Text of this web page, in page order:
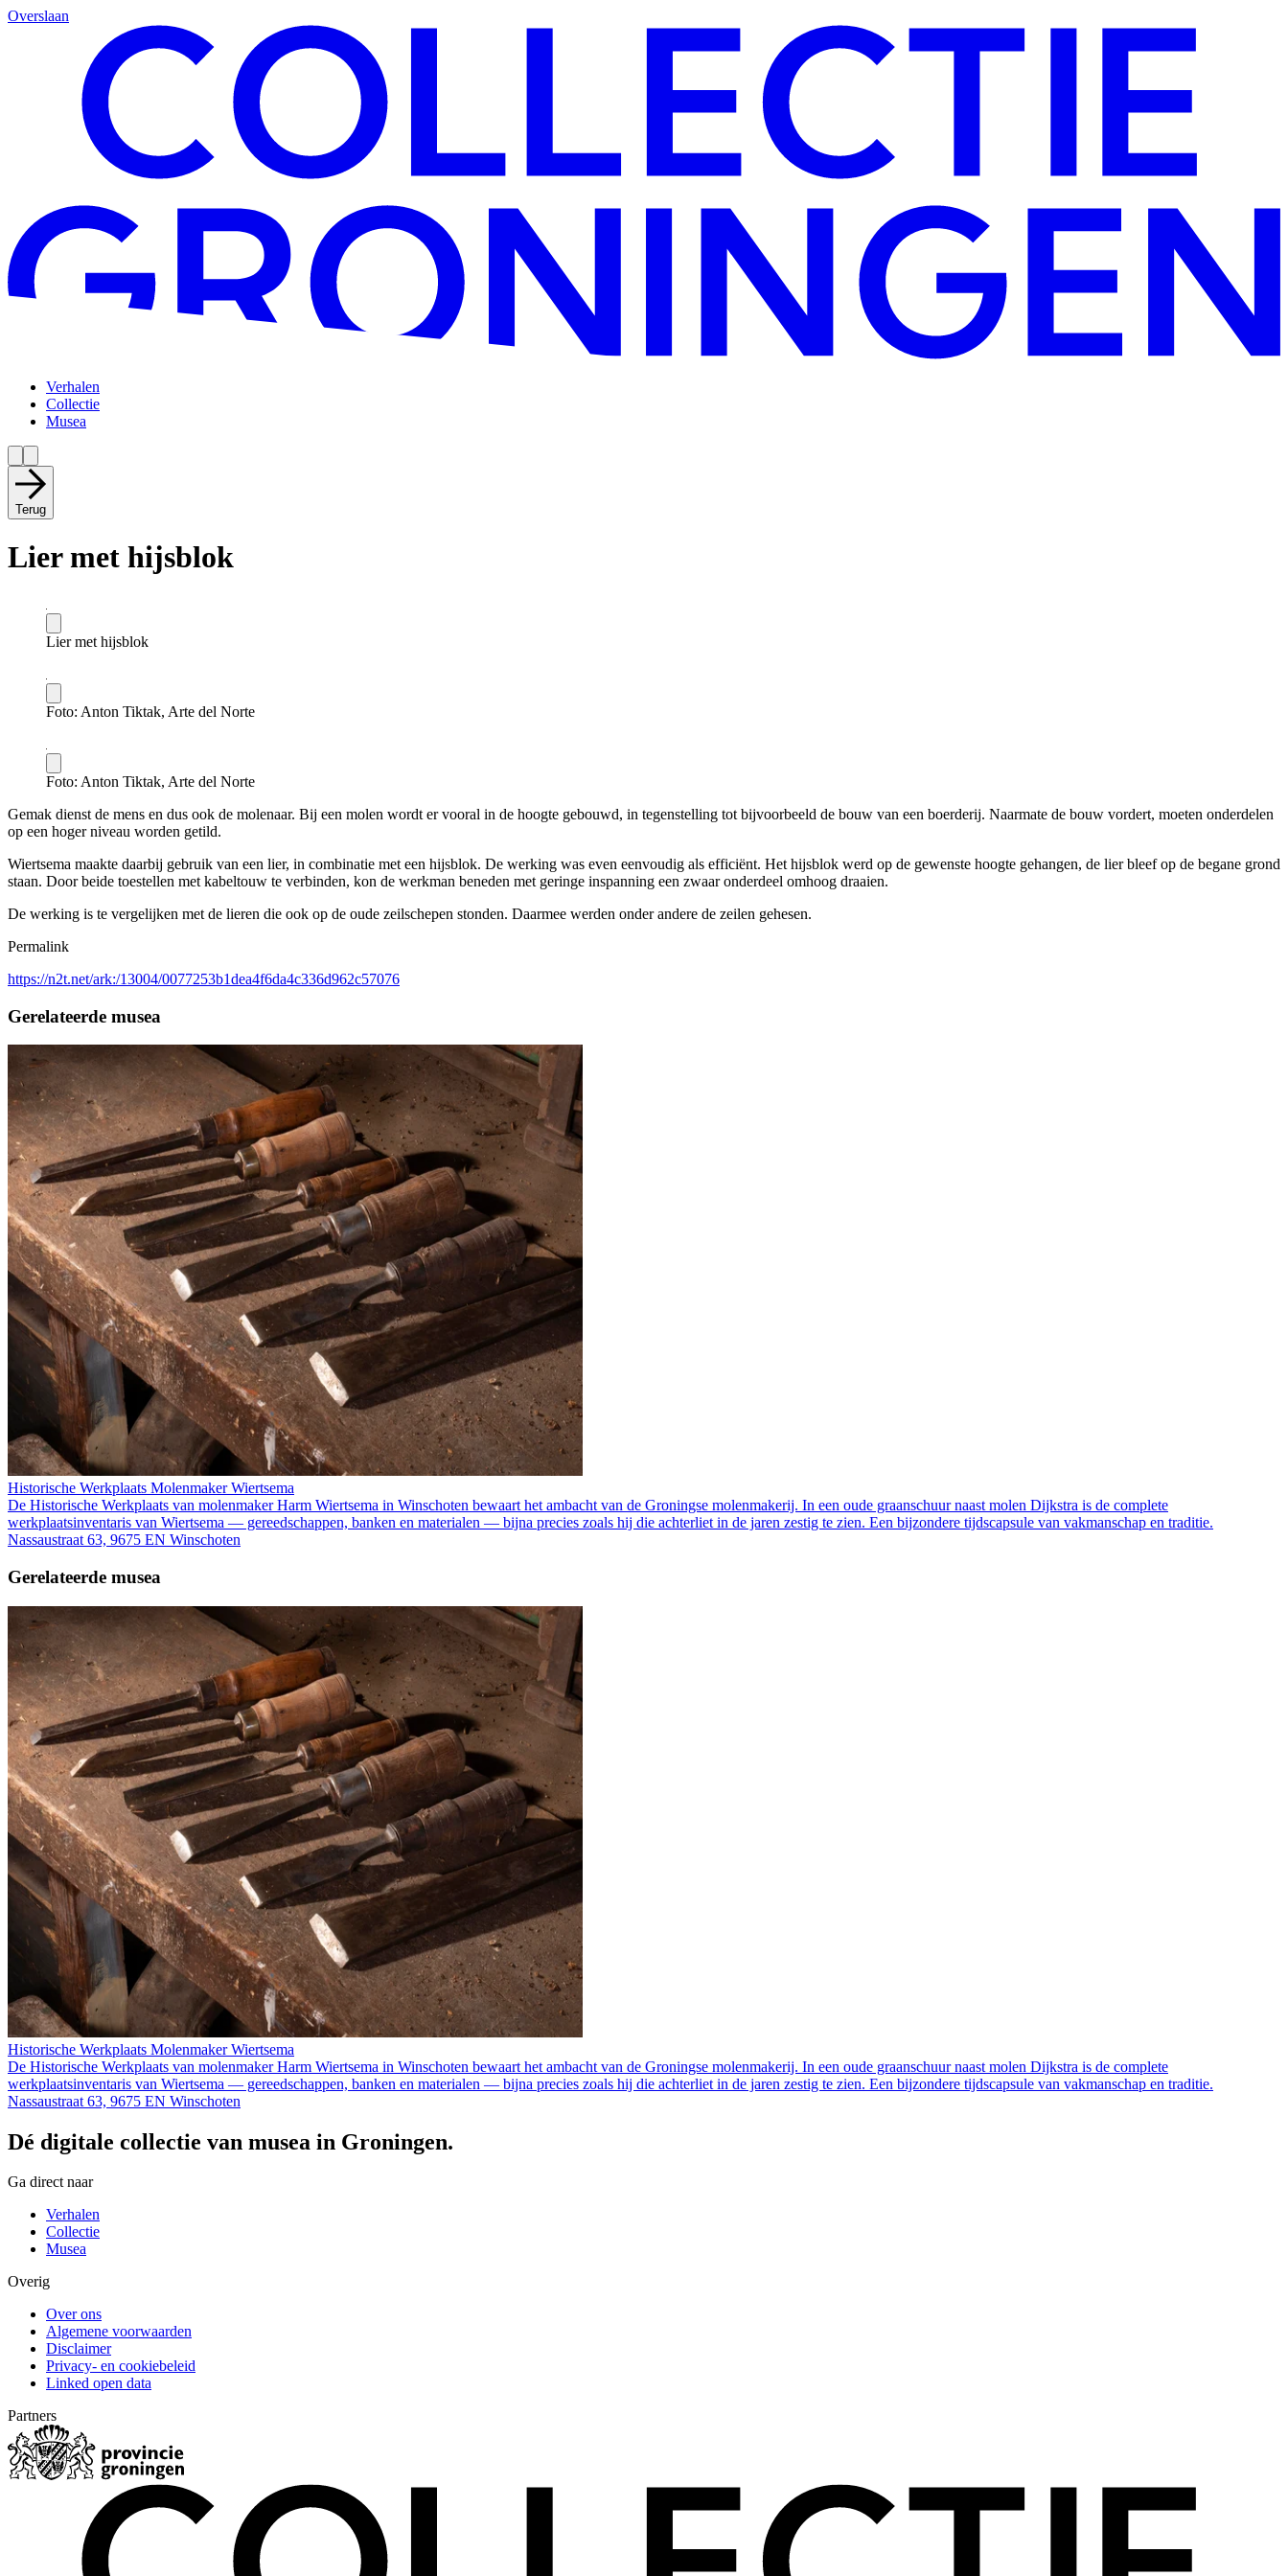
Overslaan
Verhalen
Collectie
Musea
Terug
Lier met hijsblok
Lier met hijsblok
Foto: Anton Tiktak, Arte del Norte
Foto: Anton Tiktak, Arte del Norte
Gemak dienst de mens en dus ook de molenaar. Bij een molen wordt er vooral in de hoogte gebouwd, in tegenstelling tot bijvoorbeeld de bouw van een boerderij. Naarmate de bouw vordert, moeten onderdelen
op een hoger niveau worden getild.
Wiertsema maakte daarbij gebruik van een lier, in combinatie met een hijsblok. De werking was even eenvoudig als efficiënt. Het hijsblok werd op de gewenste hoogte gehangen, de lier bleef op de begane grond
staan. Door beide toestellen met kabeltouw te verbinden, kon de werkman beneden met geringe inspanning een zwaar onderdeel omhoog draaien.
De werking is te vergelijken met de lieren die ook op de oude zeilschepen stonden. Daarmee werden onder andere de zeilen gehesen.
Permalink
https://n2t.net/ark:/13004/0077253b1dea4f6da4c336d962c57076
Gerelateerde musea
Historische Werkplaats Molenmaker Wiertsema
De Historische Werkplaats van molenmaker Harm Wiertsema in Winschoten bewaart het ambacht van de Groningse molenmakerij. In een oude graanschuur naast molen Dijkstra is de complete
werkplaatsinventaris van Wiertsema — gereedschappen, banken en materialen — bijna precies zoals hij die achterliet in de jaren zestig te zien. Een bijzondere tijdscapsule van vakmanschap en traditie.
Nassaustraat 63, 9675 EN Winschoten
Gerelateerde musea
Historische Werkplaats Molenmaker Wiertsema
De Historische Werkplaats van molenmaker Harm Wiertsema in Winschoten bewaart het ambacht van de Groningse molenmakerij. In een oude graanschuur naast molen Dijkstra is de complete
werkplaatsinventaris van Wiertsema — gereedschappen, banken en materialen — bijna precies zoals hij die achterliet in de jaren zestig te zien. Een bijzondere tijdscapsule van vakmanschap en traditie.
Nassaustraat 63, 9675 EN Winschoten
Dé digitale collectie van musea in Groningen.
Ga direct naar
Verhalen
Collectie
Musea
Overig
Over ons
Algemene voorwaarden
Disclaimer
Privacy- en cookiebeleid
Linked open data
Partners